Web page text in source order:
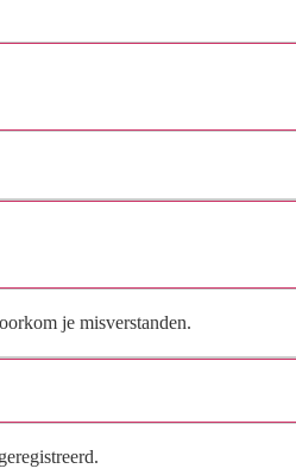
je misverstanden.